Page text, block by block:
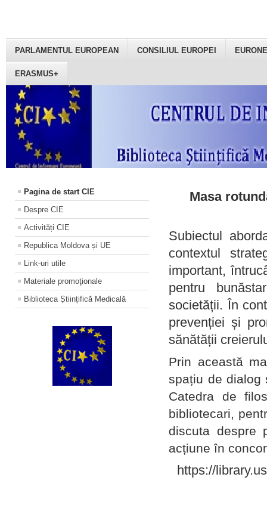
PARLAMENTUL EUROPEAN CONSILIUL EUROPEI
ERASMUS+
Pagina de start CIE
Despre CIE
Activități CIE
Republica Moldova și UE
Link-uri utile
Materiale promoţionale
Biblioteca Științifică Medicală
Masa
Subiectul
contextul
important,
pentru
societății. În
prevenției și
sănătății
Prin această
spațiu de dialog
Catedra de
bibliotecari,
discuta despre
acțiune în
https://